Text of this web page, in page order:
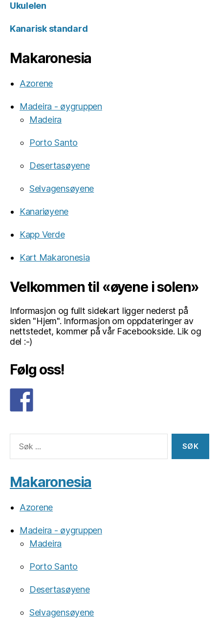
Ukulelen
Kanarisk standard
Makaronesia
Azorene
Madeira - øygruppen
Madeira
Porto Santo
Desertasøyene
Selvagensøyene
Kanariøyene
Kapp Verde
Kart Makaronesia
Velkommen til «øyene i solen»
Informasjon og fullt sidekart ligger nederst på
siden "Hjem". Informasjon om oppdateringer av
nettstedet, kommer på vår Facebookside. Lik og
del :-)
Følg oss!
etter:
Makaronesia
Azorene
Madeira - øygruppen
Madeira
Porto Santo
Desertasøyene
Selvagensøyene